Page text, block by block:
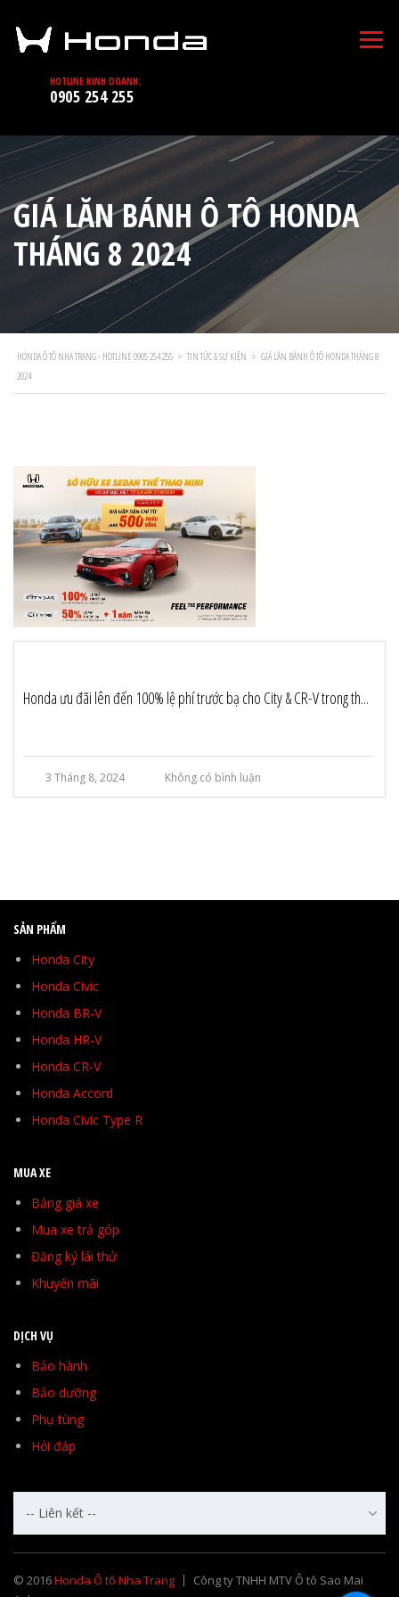
HOTLINE KINH DOANH:
0905 254 255
GIÁ LĂN BÁNH Ô TÔ HONDA
THÁNG 8 2024
HONDA Ô TÔ NHA TRANG - HOTLINE 0905 254 255 > TIN TỨC & SỰ KIỆN > GIÁ LĂN BÁNH Ô TÔ HONDA THÁNG 8
2024
Honda ưu đãi lên đến 100% lệ phí trước bạ cho City & CR-V trong th...
3 Tháng 8, 2024 Không có bình luận
SẢN PHẨM
Honda City
Honda Civic
Honda BR-V
Honda HR-V
Honda CR-V
Honda Accord
Honda Civic Type R
MUA XE
Bảng giá xe
Mua xe trả góp
Đăng ký lái thử
Khuyến mãi
DỊCH VỤ
Bảo hành
Bảo dưỡng
Phụ tùng
Hỏi đáp
-- Liên kết --
© 2016Honda Ô tô Nha Trang
Công ty TNHH MTV Ô tô Sao Mai